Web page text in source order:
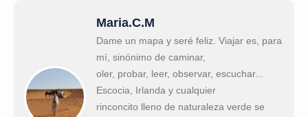
Maria.C.M
Dame un mapa y seré feliz. Viajar es, para
mí, sinónimo de caminar,
oler, probar, leer, observar, escuchar...
Escocia, Irlanda y cualquier
rinconcito lleno de naturaleza verde se